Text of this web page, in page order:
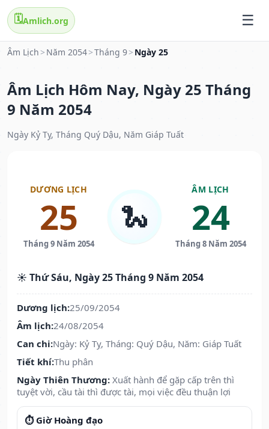
🗓️Amlich.org
Âm Lịch > Năm 2054>Tháng 9> Ngày 25
Âm Lịch Hôm Nay, Ngày 25 Tháng
9 Năm 2054
Ngày Kỷ Tỵ, Tháng Quý Dậu, Năm Giáp Tuất
DƯƠNG LỊCH
25
Tháng 9 Năm 2054
🐍
ÂM LỊCH
24
Tháng 8 Năm 2054
☀️ Thứ Sáu, Ngày 25 Tháng 9 Năm 2054
Dương lịch:25/09/2054
Âm lịch:24/08/2054
Can chi:Ngày: Kỷ Tỵ, Tháng: Quý Dậu, Năm: Giáp Tuất
Tiết khí:Thu phân
Ngày Thiên Thương: Xuất hành để gặp cấp trên thì
tuyệt vời, cầu tài thì được tài, mọi việc đều thuận lợi
⏱️ Giờ Hoàng đạo